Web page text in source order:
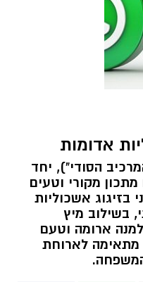
אדומות
הסודי"), יחד
מקורי וטעים
בזיגוג אשכוליות
בשילוב מיץ
ארומה וטעם
מתאימה לארוחת